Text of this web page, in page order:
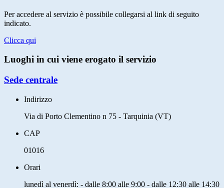
Per accedere al servizio è possibile collegarsi al link di seguito
indicato.
Clicca qui
Luoghi in cui viene erogato il servizio
Sede centrale
Indirizzo
Via di Porto Clementino n 75 - Tarquinia (VT)
CAP
01016
Orari
lunedì al venerdì: - dalle 8:00 alle 9:00 - dalle 12:30 alle 14:30